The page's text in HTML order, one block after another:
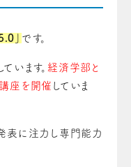
」 です。
います。 経済学部と
座を開催 していま
表に注力し専門能力